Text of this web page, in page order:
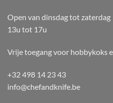
Open van dinsdag tot zaterdag
13u tot 17u
Vrije toegang voor hobbykoks
+32 498 14 23 43
info@chefandknife.be